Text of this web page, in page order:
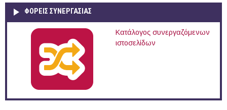
ΦΟΡΕΙΣ ΣΥΝΕΡΓΑΣΙΑΣ
Κατάλογος συνεργαζόμενων
ιστοσελίδων